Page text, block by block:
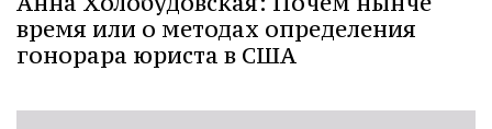
время или о методах определения
гонорара юриста в США